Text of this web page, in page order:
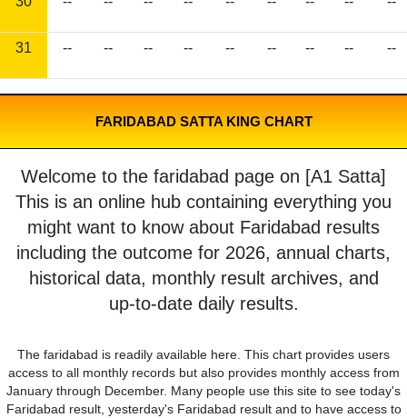
31 -- -- -- -- -- -- -- -- --
FARIDABAD SATTA KING CHART
Welcome to the faridabad page on [A1 Satta]
This is an online hub containing everything you
might want to know about Faridabad results
including the outcome for 2026, annual charts,
historical data, monthly result archives, and
up-to-date daily results.
The faridabad is readily available here. This chart provides users
access to all monthly records but also provides monthly access from
January through December. Many people use this site to see today's
Faridabad result, yesterday's Faridabad result and to have access to